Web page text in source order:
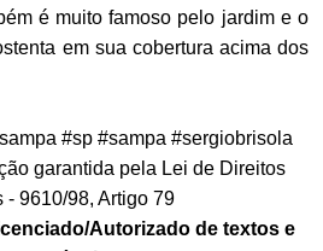
é muito famoso pelo jardim e o
em sua cobertura acima dos
#sp #sampa #sergiobrisola
garantida pela Lei de Direitos
- 9610/98, Artigo 79
Autorizado de textos e